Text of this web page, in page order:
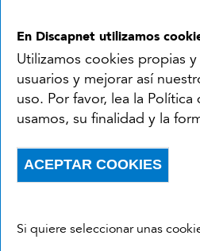
En Discapnet utilizamos
Utilizamos cookies propias
usuarios y mejorar así
uso. Por favor, lea la
usamos, su finalidad y la
Si quiere seleccionar unas
ACEPTAR COOKIES